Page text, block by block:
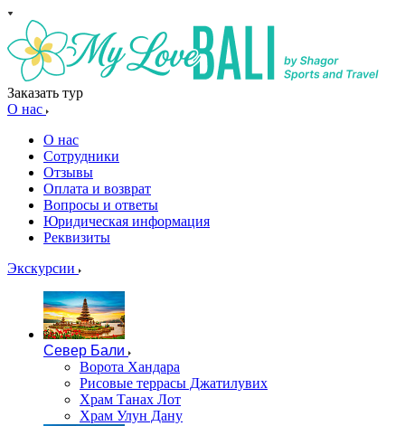
Заказать тур
О нас
О нас
Сотрудники
Отзывы
Оплата и возврат
Вопросы и ответы
Юридическая информация
Реквизиты
Экскурсии
Север Бали
Ворота Хандара
Рисовые террасы Джатилувих
Храм Танах Лот
Храм Улун Дану